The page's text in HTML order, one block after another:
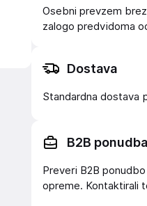
Osebni prevzem
zalogo predvidoma
Dostava
Standardna dostava
B2B
Preveri B2B
opreme. Kontaktirali